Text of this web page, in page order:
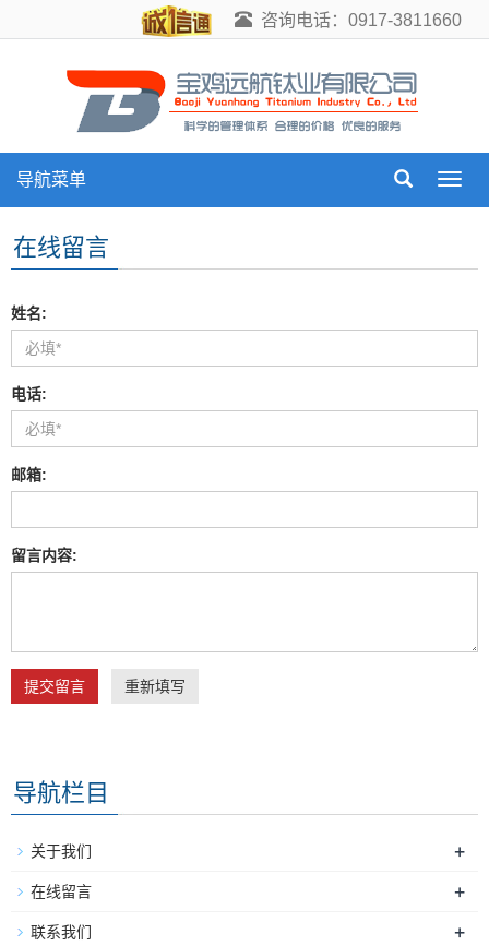
咨询电话：0917-3811660
导
导航菜单
在线留言
姓名:
电话:
邮箱:
留言内容:
提交留言 重新填写
导航栏目
关于我们 +
在线留言 +
联系我们 +